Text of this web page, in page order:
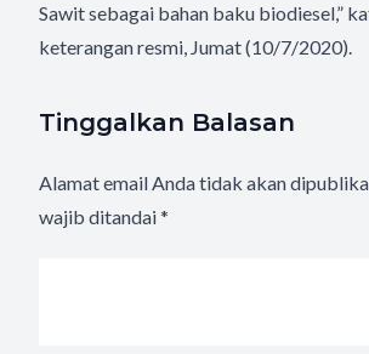
Sawit sebagai bahan baku biodiesel,”
keterangan resmi, Jumat (10/7/2020).
Tinggalkan Balasan
Alamat email Anda tidak akan
wajib ditandai*